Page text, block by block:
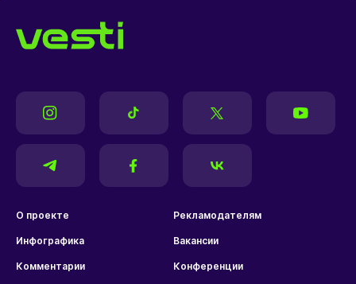
О проекте Рекламодателям
Инфографика Вакансии
Комментарии Конференции